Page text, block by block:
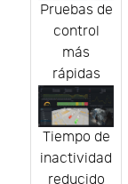
Pruebas de
control
más
rápidas
Tiempo de
inactividad
reducido